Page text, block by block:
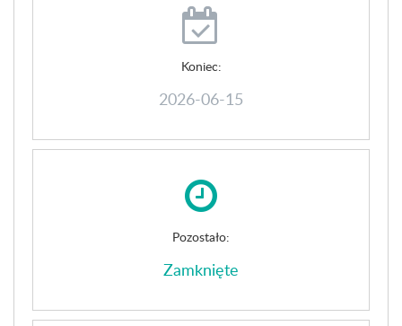
Koniec:
2026-06-15
Pozostało:
Zamknięte